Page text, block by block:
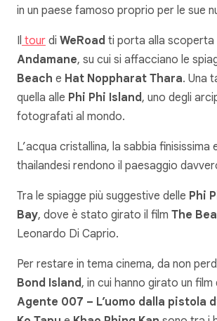
in un paese famoso proprio per le sue
Il tour di WeRoad ti porta alla scoperta
Andamane, su cui si affacciano le
Beach e Hat Noppharat Thara. Una
quella alle Phi Phi Island, uno degli
fotografati al mondo.
L’acqua cristallina, la sabbia
thailandesi rendono il paesaggio
Tra le spiagge più suggestive delle Phi
Bay, dove è stato girato il film The
Leonardo Di Caprio.
Per restare in tema cinema, da non
Bond Island, in cui hanno girato un
Agente 007 – L’uomo dalla pistola